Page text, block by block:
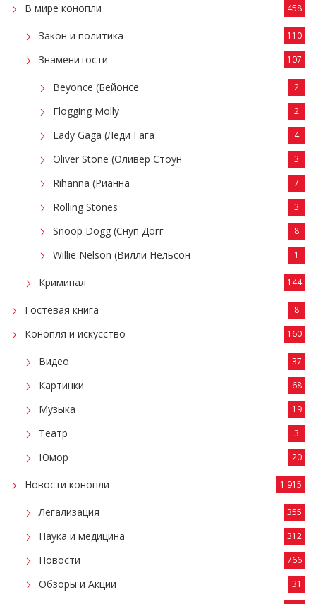
В мире конопли 458
Закон и политика 110
Знаменитости 107
Beyonce (Бейонсе 2
Flogging Molly 2
Lady Gaga (Леди Гага 4
Oliver Stone (Оливер Стоун 3
Rihanna (Рианна 7
Rolling Stones 3
Snoop Dogg (Снуп Догг 8
Willie Nelson (Вилли Нельсон 1
Криминал 144
Гостевая книга 8
Конопля и искусство 160
Видео 37
Картинки 68
Музыка 19
Театр 3
Юмор 20
Новости конопли 1 915
Легализация 355
Наука и медицина 312
Новости 766
Обзоры и Акции 31